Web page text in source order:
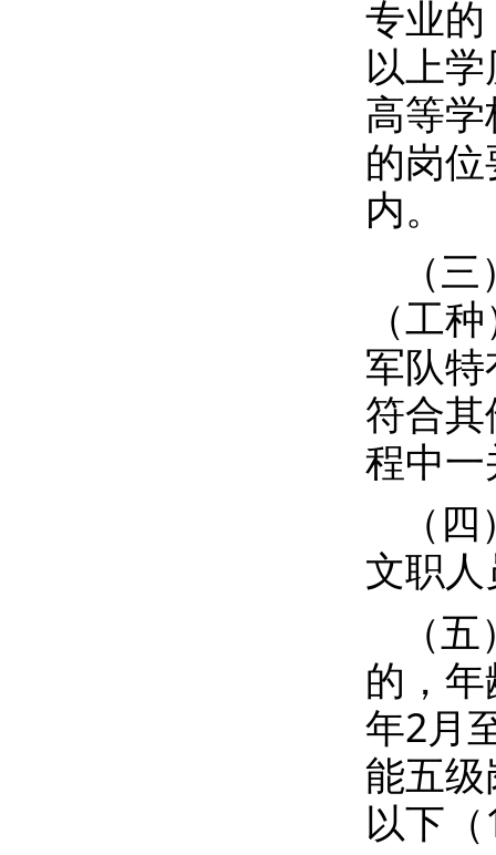
专业
以上
高等
的岗
内。
（
（工
军队
符合
程中
（
文职
（
的，
年2月
能五
以下